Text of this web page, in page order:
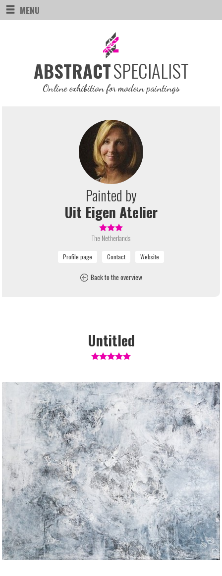
MENU
ABSTRACTSPECIALIST
Online exhibition for modern paintings
Painted by
Uit Eigen Atelier
The Netherlands
Back to the overview
Untitled